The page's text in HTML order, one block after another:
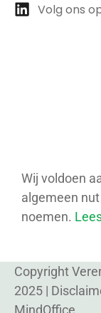
Volg ons
Wij voldoen
algemeen
noemen.
Copyright
2025 |
MindOffice